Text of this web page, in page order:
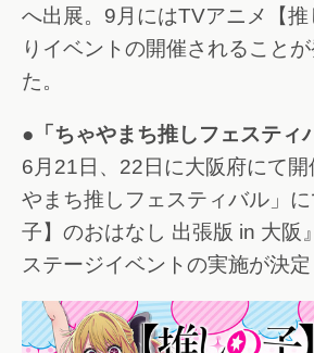
へ出展。9月にはTVアニメ【
りイベントの開催されること
た。
●「ちゃやまち推しフェスティ
6月21日、22日に大阪府にて開
やまち推しフェスティバル」
子】のおはなし 出張版 in 大阪
ステージイベントの実施が決定